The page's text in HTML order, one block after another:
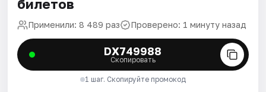
билетов
Применили: 8 489 раз Проверено: 1 минуту назад
DX749988
Скопировать
1 шаг. Скопируйте промокод